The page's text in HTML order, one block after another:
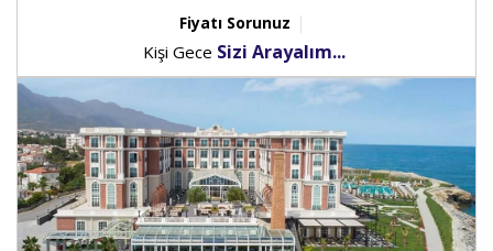
Fiyatı Sorunuz
Kişi Gece Sizi Arayalım...